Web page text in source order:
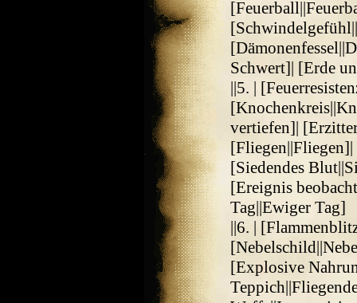
Schwert]| [Erde
||5. |
vertiefen]|
[Fliegen||Fliegen]|
[Siedendes
[Ereignis
Tag||Ewiger Tag]
||6. |
[Explosive